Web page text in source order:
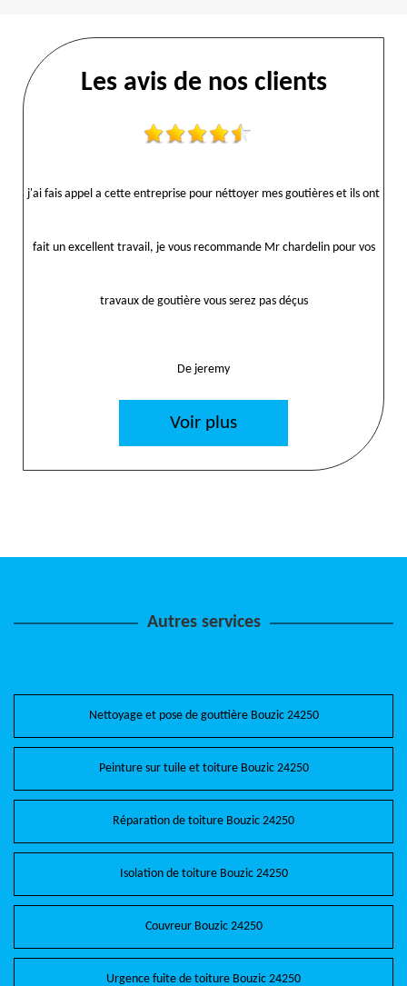
Les avis de nos clients
j'ai fais appel a cette entreprise pour néttoyer mes goutières et ils ont
fait un excellent travail, je vous recommande Mr chardelin pour vos
travaux de goutière vous serez pas déçus
De jeremy
Voir plus
Autres services
Nettoyage et pose de gouttière Bouzic 24250
Peinture sur tuile et toiture Bouzic 24250
Réparation de toiture Bouzic 24250
Isolation de toiture Bouzic 24250
Couvreur Bouzic 24250
Urgence fuite de toiture Bouzic 24250